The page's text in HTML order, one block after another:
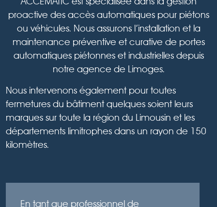
proactive des accès automatiques pour piétons
ou véhicules. Nous assurons l’installation et la
maintenance préventive et curative de portes
automatiques piétonnes et industrielles depuis
notre agence de Limoges.
Nous intervenons également pour toutes
fermetures du bâtiment quelques soient leurs
marques sur toute la région du Limousin et les
départements limitrophes dans un rayon de 150
kilomètres.
En tant que professionnel de